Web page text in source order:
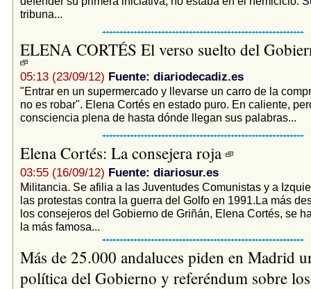
tribuna...
ELENA CORTÉS El verso suelto del
05:13 (23/09/12) Fuente: diariodecadiz.es
"Entrar en un supermercado y llevarse un carro de la
no es robar". Elena Cortés en estado puro. En caliente,
consciencia plena de hasta dónde llegan sus palabras...
Elena Cortés: La consejera roja
03:55 (16/09/12) Fuente: diariosur.es
Militancia. Se afilia a las Juventudes Comunistas y a
las protestas contra la guerra del Golfo en 1991.La más
los consejeros del Gobierno de Griñán, Elena Cortés, se
la más famosa...
Más de 25.000 andaluces piden en Madrid
política del Gobierno y referéndum sobre